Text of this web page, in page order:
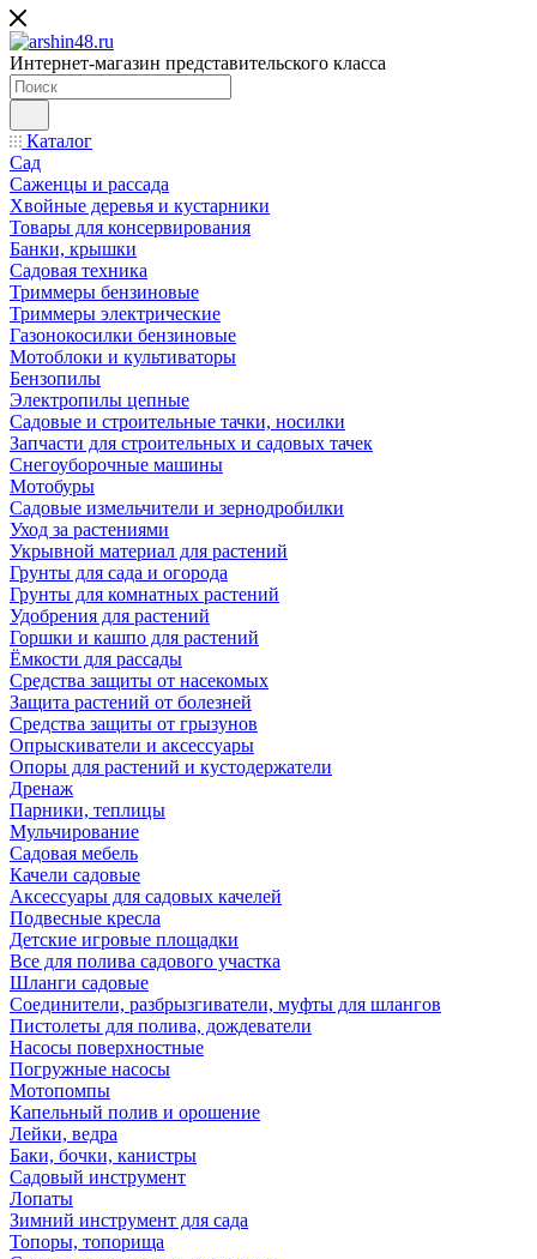
Интернет-магазин представительского класса
Каталог
Сад
Саженцы и рассада
Хвойные деревья и кустарники
Товары для консервирования
Банки, крышки
Садовая техника
Триммеры бензиновые
Триммеры электрические
Газонокосилки бензиновые
Мотоблоки и культиваторы
Бензопилы
Электропилы цепные
Садовые и строительные тачки, носилки
Запчасти для строительных и садовых тачек
Снегоуборочные машины
Мотобуры
Садовые измельчители и зернодробилки
Уход за растениями
Укрывной материал для растений
Грунты для сада и огорода
Грунты для комнатных растений
Удобрения для растений
Горшки и кашпо для растений
Ёмкости для рассады
Средства защиты от насекомых
Защита растений от болезней
Средства защиты от грызунов
Опрыскиватели и аксессуары
Опоры для растений и кустодержатели
Дренаж
Парники, теплицы
Мульчирование
Садовая мебель
Качели садовые
Аксессуары для садовых качелей
Подвесные кресла
Детские игровые площадки
Все для полива садового участка
Шланги садовые
Соединители, разбрызгиватели, муфты для шлангов
Пистолеты для полива, дождеватели
Насосы поверхностные
Погружные насосы
Мотопомпы
Капельный полив и орошение
Лейки, ведра
Баки, бочки, канистры
Садовый инструмент
Лопаты
Зимний инструмент для сада
Топоры, топорища